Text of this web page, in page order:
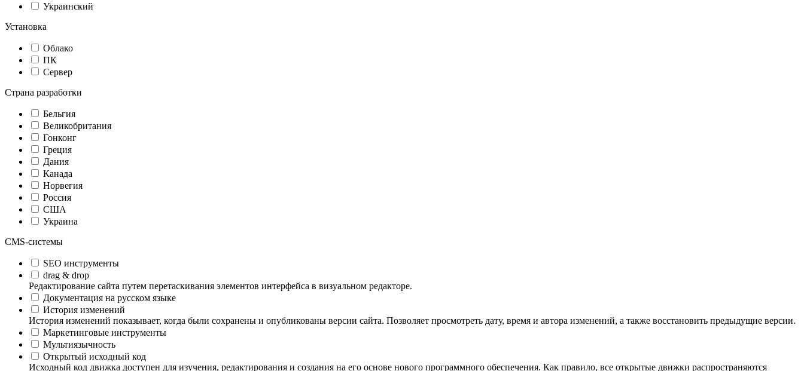
Украинский
Установка
Облако
ПК
Сервер
Страна разработки
Бельгия
Великобритания
Гонконг
Греция
Дания
Канада
Норвегия
Россия
США
Украина
CMS-системы
SEO инструменты
drag & drop
Редактирование сайта путем перетаскивания элементов интерфейса в визуальном редакторе.
Документация на русском языке
История изменений
История изменений показывает, когда были сохранены и опубликованы версии сайта. Позволяет просмотреть дату, время и автора изменений, а также восстановить предыдущие версии.
Маркетинговые инструменты
Мультиязычность
Открытый исходный код
Исходный код движка доступен для изучения, редактирования и создания на его основе нового программного обеспечения. Как правило, все открытые движки распространяются